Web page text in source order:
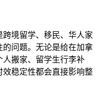
境留学、移民、华人家
问题。无论是给在加拿
人搬家、留学生行李补
稳定性都会直接影响整